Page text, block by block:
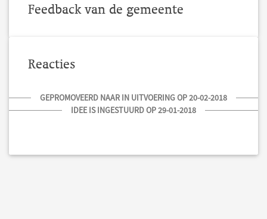
Feedback van de gemeente
Reacties
GEPROMOVEERD NAAR IN UITVOERING OP 20-02-2018
IDEE IS INGESTUURD OP 29-01-2018